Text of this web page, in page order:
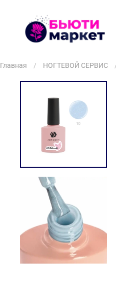
Главная НОГТЕВОЙ СЕРВИС